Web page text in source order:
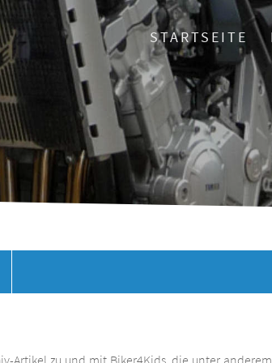
STARTSEITE